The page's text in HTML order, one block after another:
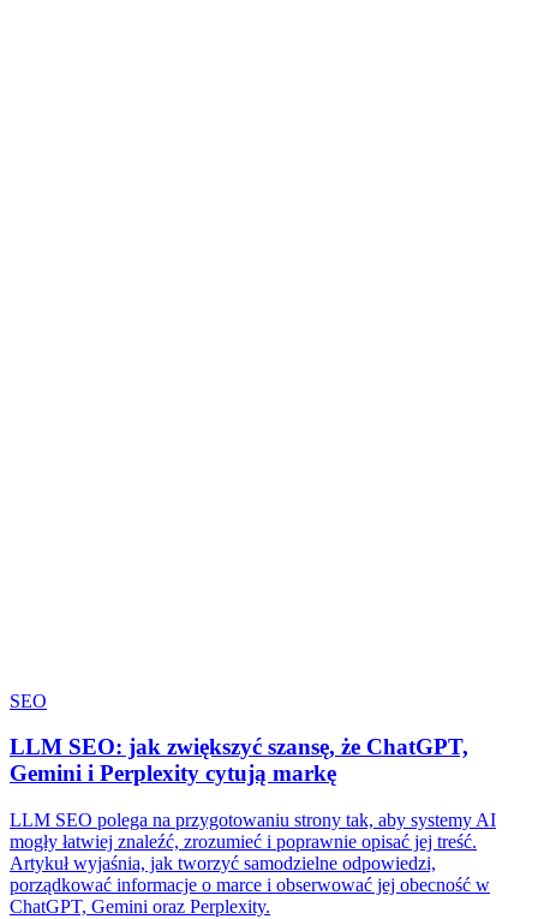
SEO
LLM SEO: jak zwiększyć szansę, że ChatGPT,
Gemini i Perplexity cytują markę
LLM SEO polega na przygotowaniu strony tak, aby systemy AI
mogły łatwiej znaleźć, zrozumieć i poprawnie opisać jej treść.
Artykuł wyjaśnia, jak tworzyć samodzielne odpowiedzi,
porządkować informacje o marce i obserwować jej obecność w
ChatGPT, Gemini oraz Perplexity.